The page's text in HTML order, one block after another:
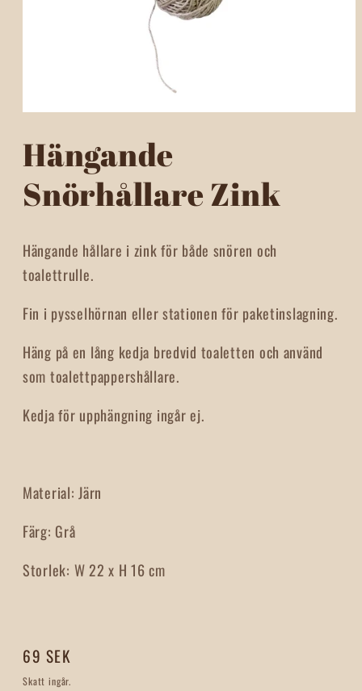
1
modalfönster
Hängande
Snörhållare Zink
Hängande hållare i zink för både snören och
toalettrulle.
Fin i pysselhörnan eller stationen för paketinslagning.
Häng på en lång kedja bredvid toaletten och använd
som toalettpappershållare.
Kedja för upphängning ingår ej.
Material: Järn
Färg: Grå
Storlek: W 22 x H 16 cm
Ordinarie
pris
69 SEK
Skatt ingår.